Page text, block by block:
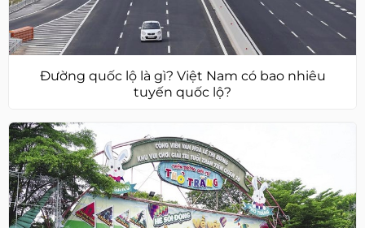
Đường quốc lộ là gì? Việt Nam có bao nhiêu
tuyến quốc lộ?